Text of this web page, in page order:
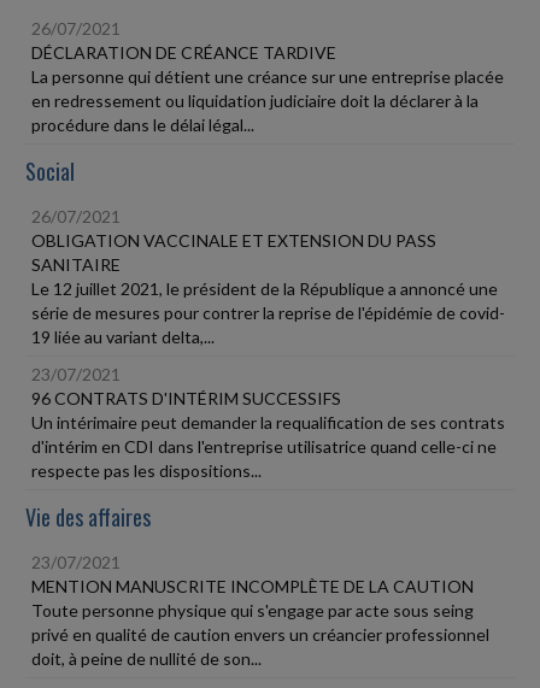
26/07/2021
DÉCLARATION DE CRÉANCE TARDIVE
La personne qui détient une créance sur une entreprise placée
en redressement ou liquidation judiciaire doit la déclarer à la
procédure dans le délai légal...
Social
26/07/2021
OBLIGATION VACCINALE ET EXTENSION DU PASS
SANITAIRE
Le 12 juillet 2021, le président de la République a annoncé une
série de mesures pour contrer la reprise de l'épidémie de covid-
19 liée au variant delta,...
23/07/2021
96 CONTRATS D'INTÉRIM SUCCESSIFS
Un intérimaire peut demander la requalification de ses contrats
d'intérim en CDI dans l'entreprise utilisatrice quand celle-ci ne
respecte pas les dispositions...
Vie des affaires
23/07/2021
MENTION MANUSCRITE INCOMPLÈTE DE LA CAUTION
Toute personne physique qui s'engage par acte sous seing
privé en qualité de caution envers un créancier professionnel
doit, à peine de nullité de son...